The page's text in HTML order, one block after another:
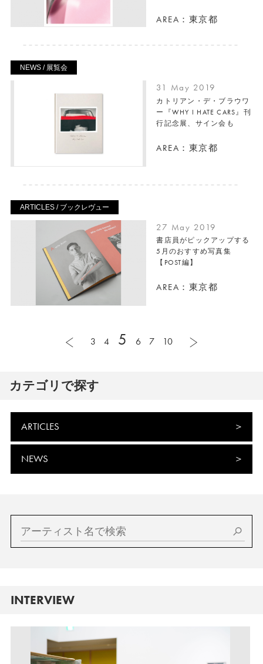
AREA：東京都
NEWS / 展覧会
31 May 2019
カトリアン・デ・ブラウワ
ー『WHY I HATE CARS』刊
行記念展、サイン会も
AREA：東京都
ARTICLES / ブックレヴュー
27 May 2019
書店員がピックアップする
5月のおすすめ写真集
【POST編】
AREA：東京都
3 4 5 6 7 10
カテゴリで探す
ARTICLES
NEWS
INTERVIEW